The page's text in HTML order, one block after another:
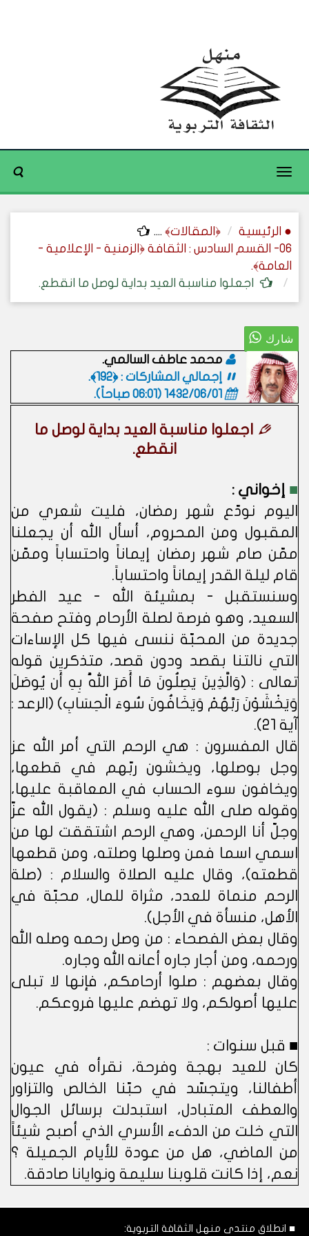
Toggle
● الرئيسية ﴿المقالات﴾ ....
06- القسم السادس : الثقافة ﴿الزمنية - الإعلامية -
العامة﴾.
اجعلوا مناسبة العيد بداية لوصل ما انقطع.
محمد عاطف السالمي.
إجمالي المشاركات : ﴿192﴾.
1432/06/01 (06:01 صباحاً)
.
اجعلوا مناسبة العيد بداية لوصل ما
انقطع.
■
إخواني :
اليوم نودّع شهر رمضان، فليت شعري من
المقبول ومن المحروم، أسأل الله أن يجعلنا
ممّن صام شهر رمضان إيماناً واحتساباً وممّن
قام ليلة القدر إيماناً واحتساباً.
وسنستقبل - بمشيئة الله - عيد الفطر
السعيد، وهو فرصة لصلة الأرحام وفتح صفحة
جديدة من المحبّة ننسى فيها كل الإساءات
التي نالتنا بقصد ودون قصد، متذكرين قوله
تعالى : (وَالَّذِينَ يَصِلُونَ مَا أَمَرَ اللَّهُ بِهِ أَن يُوصَلَ
وَيَخْشَوْنَ رَبَّهُمْ وَيَخَافُونَ سُوءَ الْحِسَابِ) (الرعد :
آية 21).
قال المفسرون : هي الرحم التي أمر الله عز
وجل بوصلها، ويخشون ربّهم في قطعها،
ويخافون سوء الحساب في المعاقبة عليها،
وقوله صلى الله عليه وسلم : (يقول الله عزّ
وجلّ أنا الرحمن، وهي الرحم اشتققت لها من
اسمي اسما فمن وصلها وصلته، ومن قطعها
قطعته)، وقال عليه الصلاة والسلام : (صلة
الرحم منماة للعدد، مثراة للمال، محبّة في
الأهل، منسأة في الأجل).
وقال بعض الفصحاء : من وصل رحمه وصله الله
ورحمه، ومن أجار جاره أعانه الله وجاره.
وقال بعضهم : صلوا أرحامكم، فإنها لا تبلى
عليها أصولكم، ولا تهضم عليها فروعكم.
■ قبل سنوات :
كان للعيد بهجة وفرحة، نقرأه في عيون
أطفالنا، ويتجسّد في حبّنا الخالص والتزاور
والعطف المتبادل، استبدلت برسائل الجوال
التي خلت من الدفء الأسري الذي أصبح شيئاً
من الماضي، هل من عودة للأيام الجميلة ؟
نعم، إذا كانت قلوبنا سليمة ونوايانا صادقة.
■ انطلاق منتدى منهل الثقافة التربوية: